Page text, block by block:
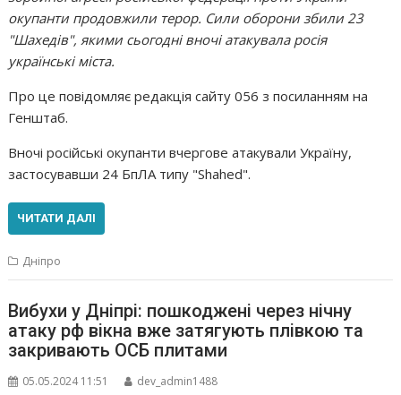
окупанти продовжили терор. Сили оборони збили 23
"Шахедів", якими сьогодні вночі атакувала росія
українські міста.
Про це повідомляє редакція сайту 056 з посиланням на
Генштаб.
Вночі російські окупанти вчергове атакували Україну,
застосувавши 24 БпЛА типу "Shahed".
ЧИТАТИ ДАЛІ
Дніпро
Вибухи у Дніпрі: пошкоджені через нічну
атаку рф вікна вже затягують плівкою та
закривають ОСБ плитами
05.05.2024 11:51 dev_admin1488